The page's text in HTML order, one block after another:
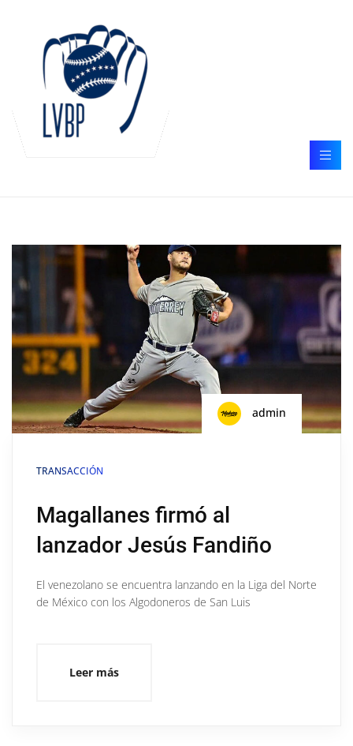
admin
TRANSACCIÓN
Magallanes firmó al
lanzador Jesús Fandiño
El venezolano se encuentra lanzando en la Liga del Norte
de México con los Algodoneros de San Luis
Leer más